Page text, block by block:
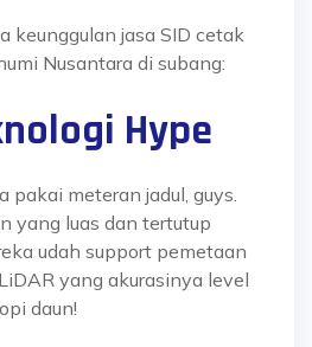
keunggulan jasa SID cetak
Nusantara di subang:
Hype
pakai meteran jadul, guys.
yang luas dan tertutup
udah support pemetaan
yang akurasinya level
daun!